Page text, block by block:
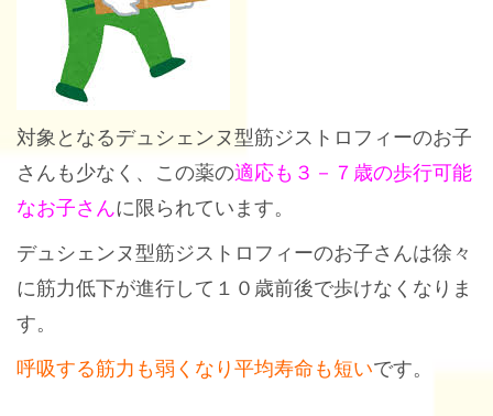
対象となるデュシェンヌ型筋ジストロフィーのお子
さんも少なく、この薬の適応も３－７歳の歩行可能
なお子さんに限られています。
デュシェンヌ型筋ジストロフィーのお子さんは徐々
に筋力低下が進行して１０歳前後で歩けなくなりま
す。
呼吸する筋力も弱くなり平均寿命も短いです。